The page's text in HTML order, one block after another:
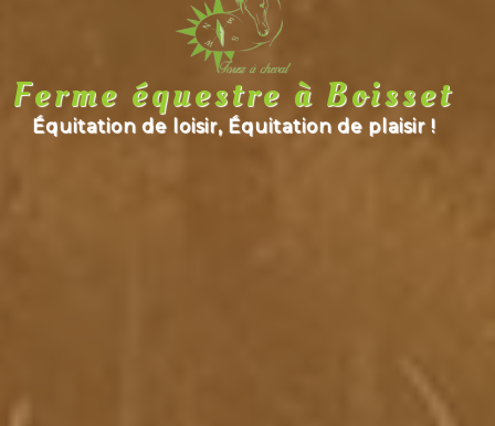
Ferme équestre à Boisset
Équitation de loisir, Équitation de plaisir !